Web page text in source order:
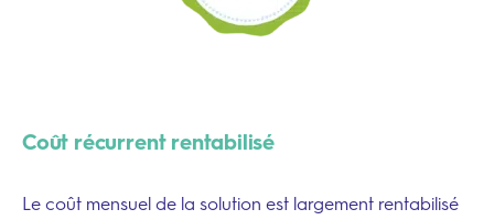
Coût récurrent rentabilisé
Le coût mensuel de la solution est largement rentabilisé